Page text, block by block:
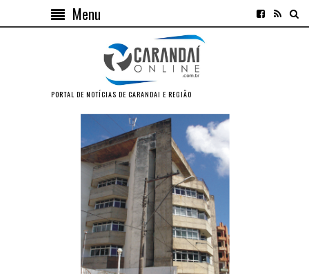
Menu
PORTAL DE NOTÍCIAS DE CARANDAI E REGIÃO